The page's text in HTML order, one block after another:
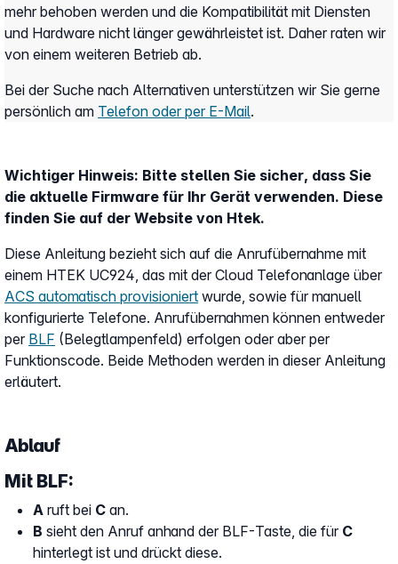
mehr behoben werden und die Kompatibilität mit Diensten
und Hardware nicht länger gewährleistet ist. Daher raten wir
von einem weiteren Betrieb ab.
Bei der Suche nach Alternativen unterstützen wir Sie gerne
persönlich am Telefon oder per E-Mail.
Wichtiger Hinweis: Bitte stellen Sie sicher, dass Sie
die aktuelle Firmware für Ihr Gerät verwenden. Diese
finden Sie auf der Website von Htek.
Diese Anleitung bezieht sich auf die Anrufübernahme mit
einem HTEK UC924, das mit der Cloud Telefonanlage über
ACS automatisch provisioniert wurde, sowie für manuell
konfigurierte Telefone. Anrufübernahmen können entweder
per BLF (Belegtlampenfeld) erfolgen oder aber per
Funktionscode. Beide Methoden werden in dieser Anleitung
erläutert.
Ablauf
Mit BLF:
A ruft bei C an.
B sieht den Anruf anhand der BLF-Taste, die für C
hinterlegt ist und drückt diese.